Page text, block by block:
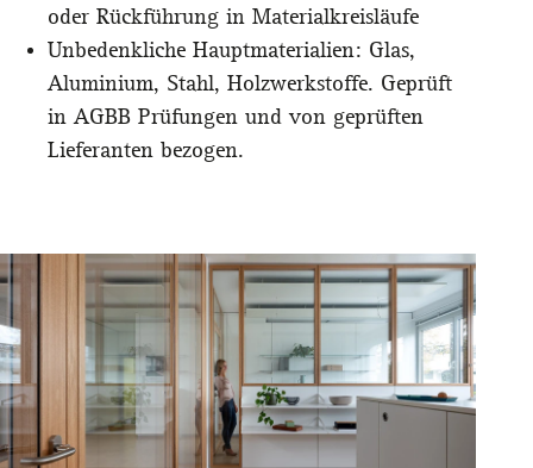
oder Rückführung in Materialkreisläufe
Unbedenkliche Hauptmaterialien: Glas,
Aluminium, Stahl, Holzwerkstoffe. Geprüft
in AGBB Prüfungen und von geprüften
Lieferanten bezogen.